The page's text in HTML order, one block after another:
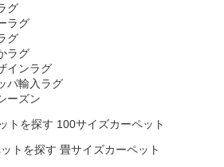
グ
ラグ
グ
ラグ
インラグ
パ輸入ラグ
ーズン
100サイズカーペット
畳サイズカーペット